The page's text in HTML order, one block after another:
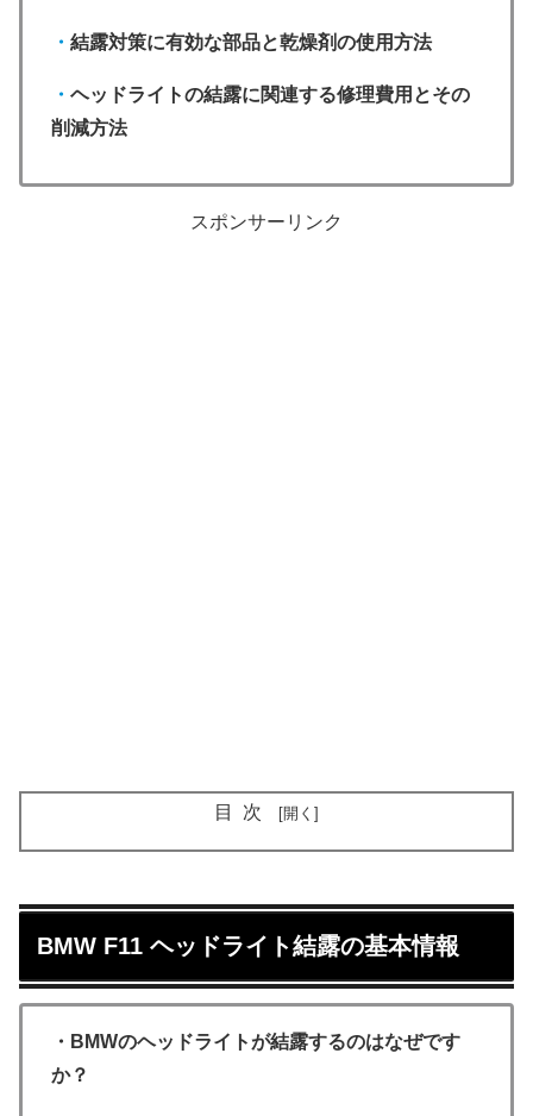
・ 結露対策に有効な部品と乾燥剤の使用方法
・ ヘッドライトの結露に関連する修理費用とその
削減方法
スポンサーリンク
目次
BMW F11 ヘッドライト結露の基本情報
・BMWのヘッドライトが結露するのはなぜです
か？